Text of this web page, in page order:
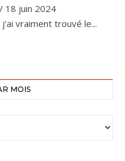
/ 18 juin 2024
vraiment trouvé le...
MOIS